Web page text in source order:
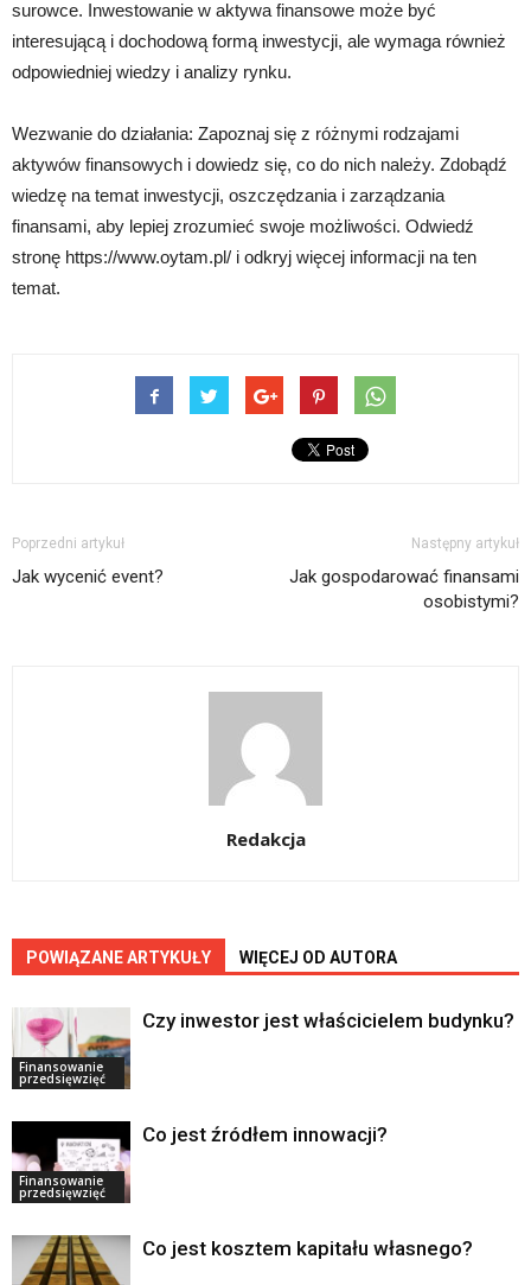
surowce. Inwestowanie w aktywa finansowe może być
interesującą i dochodową formą inwestycji, ale wymaga również
odpowiedniej wiedzy i analizy rynku.
Wezwanie do działania: Zapoznaj się z różnymi rodzajami
aktywów finansowych i dowiedz się, co do nich należy. Zdobądź
wiedzę na temat inwestycji, oszczędzania i zarządzania
finansami, aby lepiej zrozumieć swoje możliwości. Odwiedź
stronę https://www.oytam.pl/ i odkryj więcej informacji na ten
temat.
Poprzedni artykuł
Jak wycenić event?
Następny artykuł
Jak gospodarować finansami
osobistymi?
Redakcja
POWIĄZANE ARTYKUŁY WIĘCEJ OD AUTORA
Finansowanie
przedsięwzięć
Czy inwestor jest właścicielem budynku?
Finansowanie
przedsięwzięć
Co jest źródłem innowacji?
Co jest kosztem kapitału własnego?